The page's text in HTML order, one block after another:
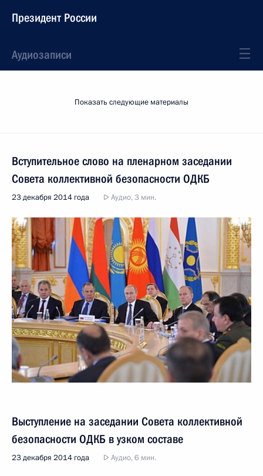
Президент России
Аудиозаписи
Показать следующие материалы
Вступительное слово на пленарном заседании
Совета коллективной безопасности ОДКБ
23 декабря 2014 года Аудио, 3 мин.
Выступление на заседании Совета коллективной
безопасности ОДКБ в узком составе
23 декабря 2014 года Аудио, 6 мин.